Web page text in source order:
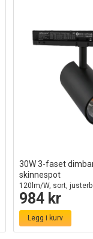
30W 3-faset
skinnespot
120lm/W, sort,
3900lm, flimmerfri
984 kr
Legg i kurv